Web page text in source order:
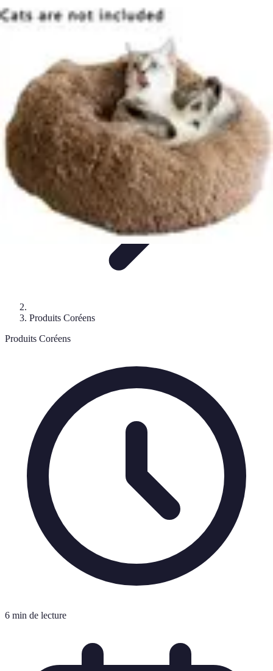
Soins Coréens
Conseils et AstucesIngrédientsRoutine de soins
Soins Coréens
Produits Coréens
Produits Coréens
6 min de lecture